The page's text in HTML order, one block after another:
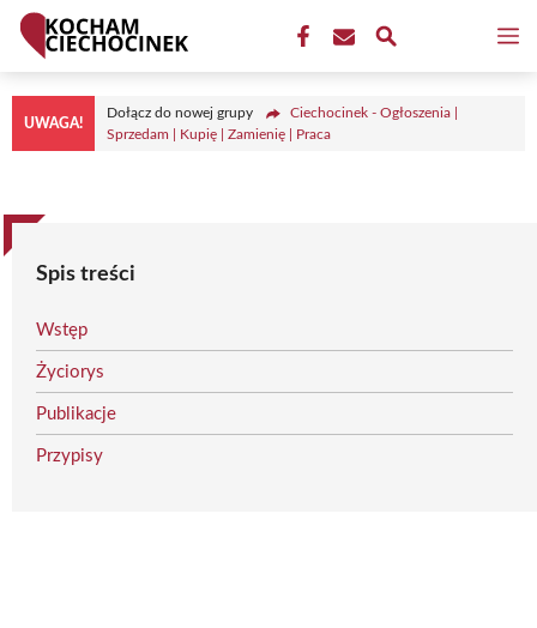
Przejdź
treści
UWAGA!
Dołącz do nowej grupy
Ciechocinek - Ogłoszenia |
Sprzedam | Kupię | Zamienię | Praca
Spis treści
Wstęp
Życiorys
Publikacje
Przypisy